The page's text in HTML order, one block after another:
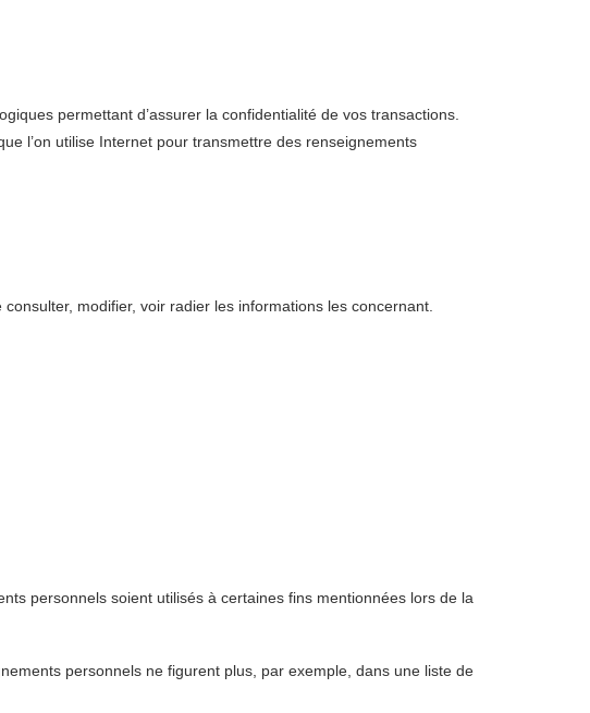
permettant d’assurer la confidentialité de vos transactions.
l’on utilise Internet pour transmettre des renseignements
modifier, voir radier les informations les concernant.
personnels soient utilisés à certaines fins mentionnées lors de la
personnels ne figurent plus, par exemple, dans une liste de